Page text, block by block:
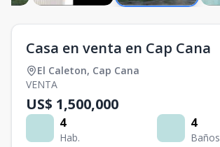
Casa en venta en Cap Cana
El Caleton, Cap Cana
VENTA
US$ 1,500,000
4
Hab.
4
Baños